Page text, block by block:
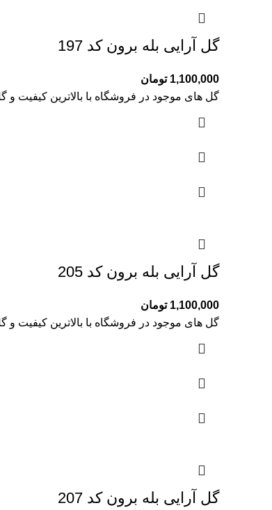
گل آرایی بله برون کد 197
1,100,000 تومان
گل های موجود در فروشگاه با بالاترین کیفیت
گل آرایی بله برون کد 205
1,100,000 تومان
گل های موجود در فروشگاه با بالاترین کیفیت
گل آرایی بله برون کد 207